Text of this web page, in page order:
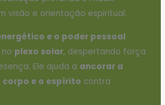
visão e orientação espiritual.
e o poder pessoal
plexo solar, despertando força
Ele ajuda a ancorar a
corpo e o espírito contra